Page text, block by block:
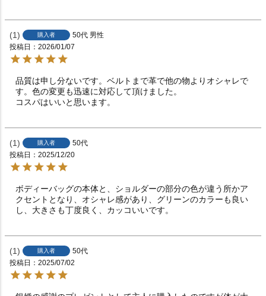
1 購入者 50代 男性
投稿日
2026/01/07
品質は申し分ないです。ベルトまで革で他の物よりオシャレで
す。色の変更も迅速に対応して頂けました。
コスパはいいと思います。
1 購入者
50代
投稿日
2025/12/20
ボディーバッグの本体と、ショルダーの部分の色が違う所かア
クセントとなり、オシャレ感があり、グリーンのカラーも良い
し、大きさも丁度良く、カッコいいです。
1 購入者
50代
投稿日
2025/07/02